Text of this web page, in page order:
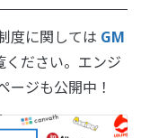
度に関しては GM
ください。エンジ
ージも公開中！